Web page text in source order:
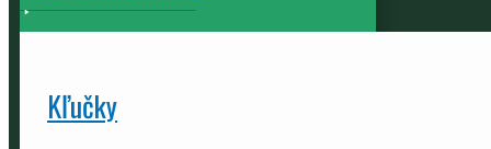
Kľučky